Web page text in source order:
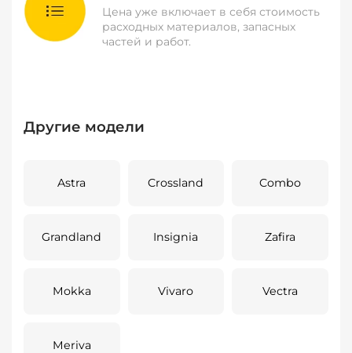
Цена уже включает в себя стоимость
расходных материалов, запасных
частей и работ.
Другие модели
Astra Crossland Combo
Grandland Insignia Zafira
Mokka Vivaro Vectra
Meriva